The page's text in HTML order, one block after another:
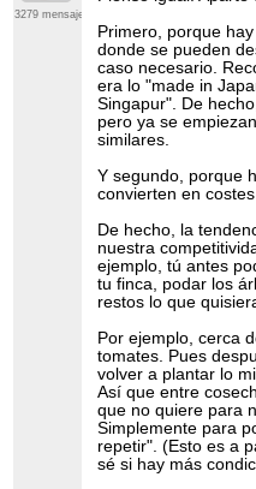
3279 mensajes
Primero, porque
donde se pueden
caso necesario.
era lo "made in
Singapur". De
pero ya se
similares.
Y segundo, porque
convierten en
De hecho, la
nuestra
ejemplo, tú antes
tu finca, podar los
restos lo que
Por ejemplo, cerca
tomates. Pues
volver a plantar lo
Así que entre
que no quiere para
Simplemente para
repetir". (Esto es a
sé si hay más